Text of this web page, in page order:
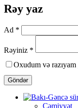
Rəy yaz
Ad *
Rəyiniz *
Oxudum və razıyam
Göndər
Cəmiyyət